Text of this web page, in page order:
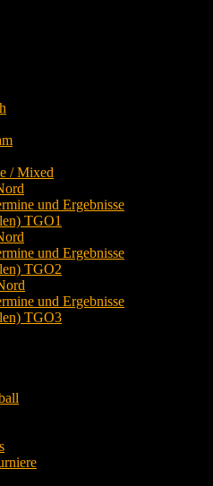
/ Mixed
und Ergebnisse
TGO1
und Ergebnisse
TGO2
und Ergebnisse
TGO3